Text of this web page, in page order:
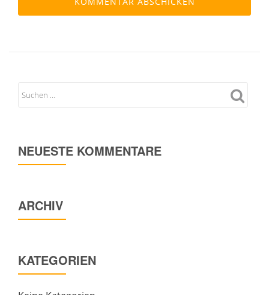
NEUESTE KOMMENTARE
ARCHIV
KATEGORIEN